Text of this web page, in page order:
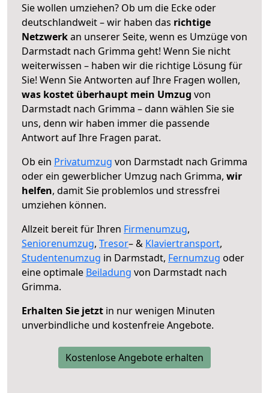
Sie wollen umziehen? Ob um die Ecke oder
deutschlandweit – wir haben das richtige
Netzwerkan unserer Seite, wenn es Umzüge von
Darmstadt nach Grimma geht! Wenn Sie nicht
weiterwissen – haben wir die richtige Lösung für
Sie! Wenn Sie Antworten auf Ihre Fragen wollen,
was kostet überhaupt mein Umzug von
Darmstadt nach Grimma – dann wählen Sie sie
uns, denn wir haben immer die passende
Antwort auf Ihre Fragen parat.
Ob ein Privatumzug von Darmstadt nach Grimma
oder ein gewerblicher Umzug nach Grimma, wir
helfen, damit Sie problemlos und stressfrei
umziehen können.
Allzeit bereit für Ihren Firmenumzug,
Seniorenumzug, Tresor– & Klaviertransport,
Studentenumzug in Darmstadt, Fernumzug oder
eine optimale Beiladung von Darmstadt nach
Grimma.
Erhalten Sie jetzt in nur wenigen Minuten
unverbindliche und kostenfreie Angebote.
Kostenlose Angebote erhalten